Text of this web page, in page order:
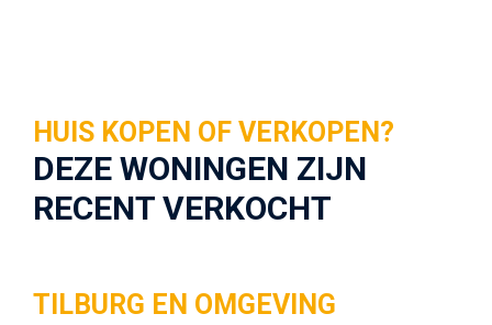
HUIS KOPEN OF VERKOPEN?
DEZE WONINGEN ZIJN
RECENT VERKOCHT
TILBURG EN OMGEVING